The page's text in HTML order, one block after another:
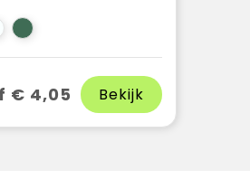
€ 4,05 Bekijk